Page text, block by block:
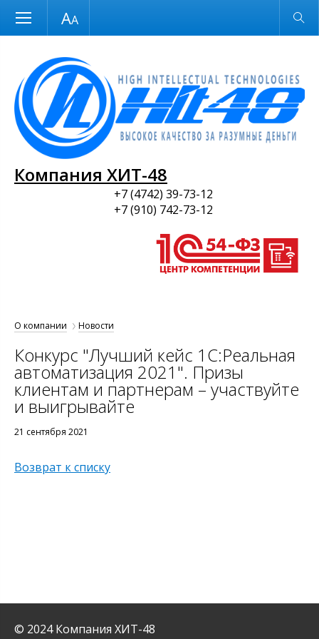
Размер шрифта Обычная версия
Компания ХИТ-48
+7 (4742) 39-73-12
+7 (910) 742-73-12
О компании Новости
Конкурс "Лучший кейс 1С:Реальная
автоматизация 2021". Призы
клиентам и партнерам – участвуйте
и выигрывайте
21 сентября 2021
Возврат к списку
© 2024 Компания ХИТ-48